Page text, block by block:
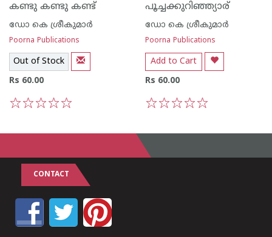
കണ്ടു കണ്ടു കണ്ട്
ഡോ കെ ശ്രീകുമാര്‍
Poorna Publications
Out of Stock
Rs 60.00
പൂച്ചക്കുറിഞ്ഞ്യാര്
ഡോ കെ ശ്രീകുമാര്‍
Poorna Publications
Add to Cart
Rs 60.00
CONTACT